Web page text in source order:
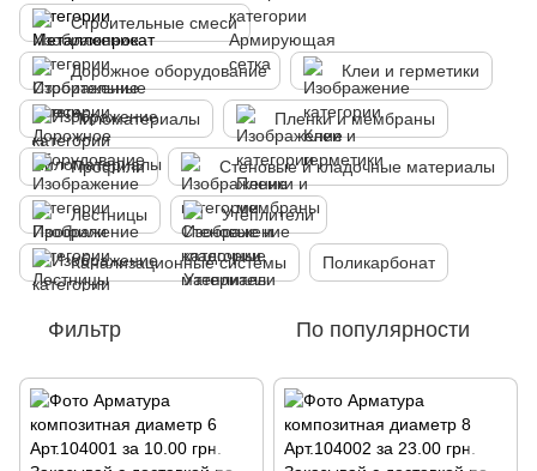
Строительные смеси
Дорожное оборудование Клеи и герметики
Пиломатериалы Пленки и мембраны
Профили Стеновые и кладочные материалы
Лестницы Утеплители
Канализационные системы Поликарбонат
Фильтр По популярности